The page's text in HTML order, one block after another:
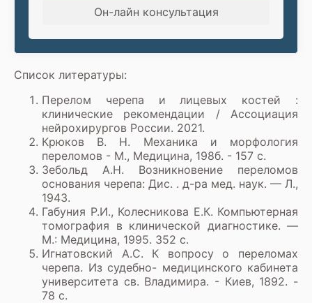
Он-лайн консультация
Список литературы:
Перелом черепа и лицевых костей :
клинические рекомендации / Ассоциация
нейрохирургов России. 2021.
Крюков В. Н. Механика и морфология
переломов - М., Медицина, 198б. - 157 с.
Зебольд А.Н. Возникновение переломов
основания черепа: Дис. . д-ра мед. наук. — Л.,
1943.
Габуния Р.И., Колесникова Е.К. Компьютерная
томография в клинической диагностике. —
М.: Медицина, 1995. 352 с.
Игнатовский А.С. К вопросу о переломах
черепа. Из судебно- медицинского кабинета
университета св. Владимира. - Киев, 1892. -
78 с.